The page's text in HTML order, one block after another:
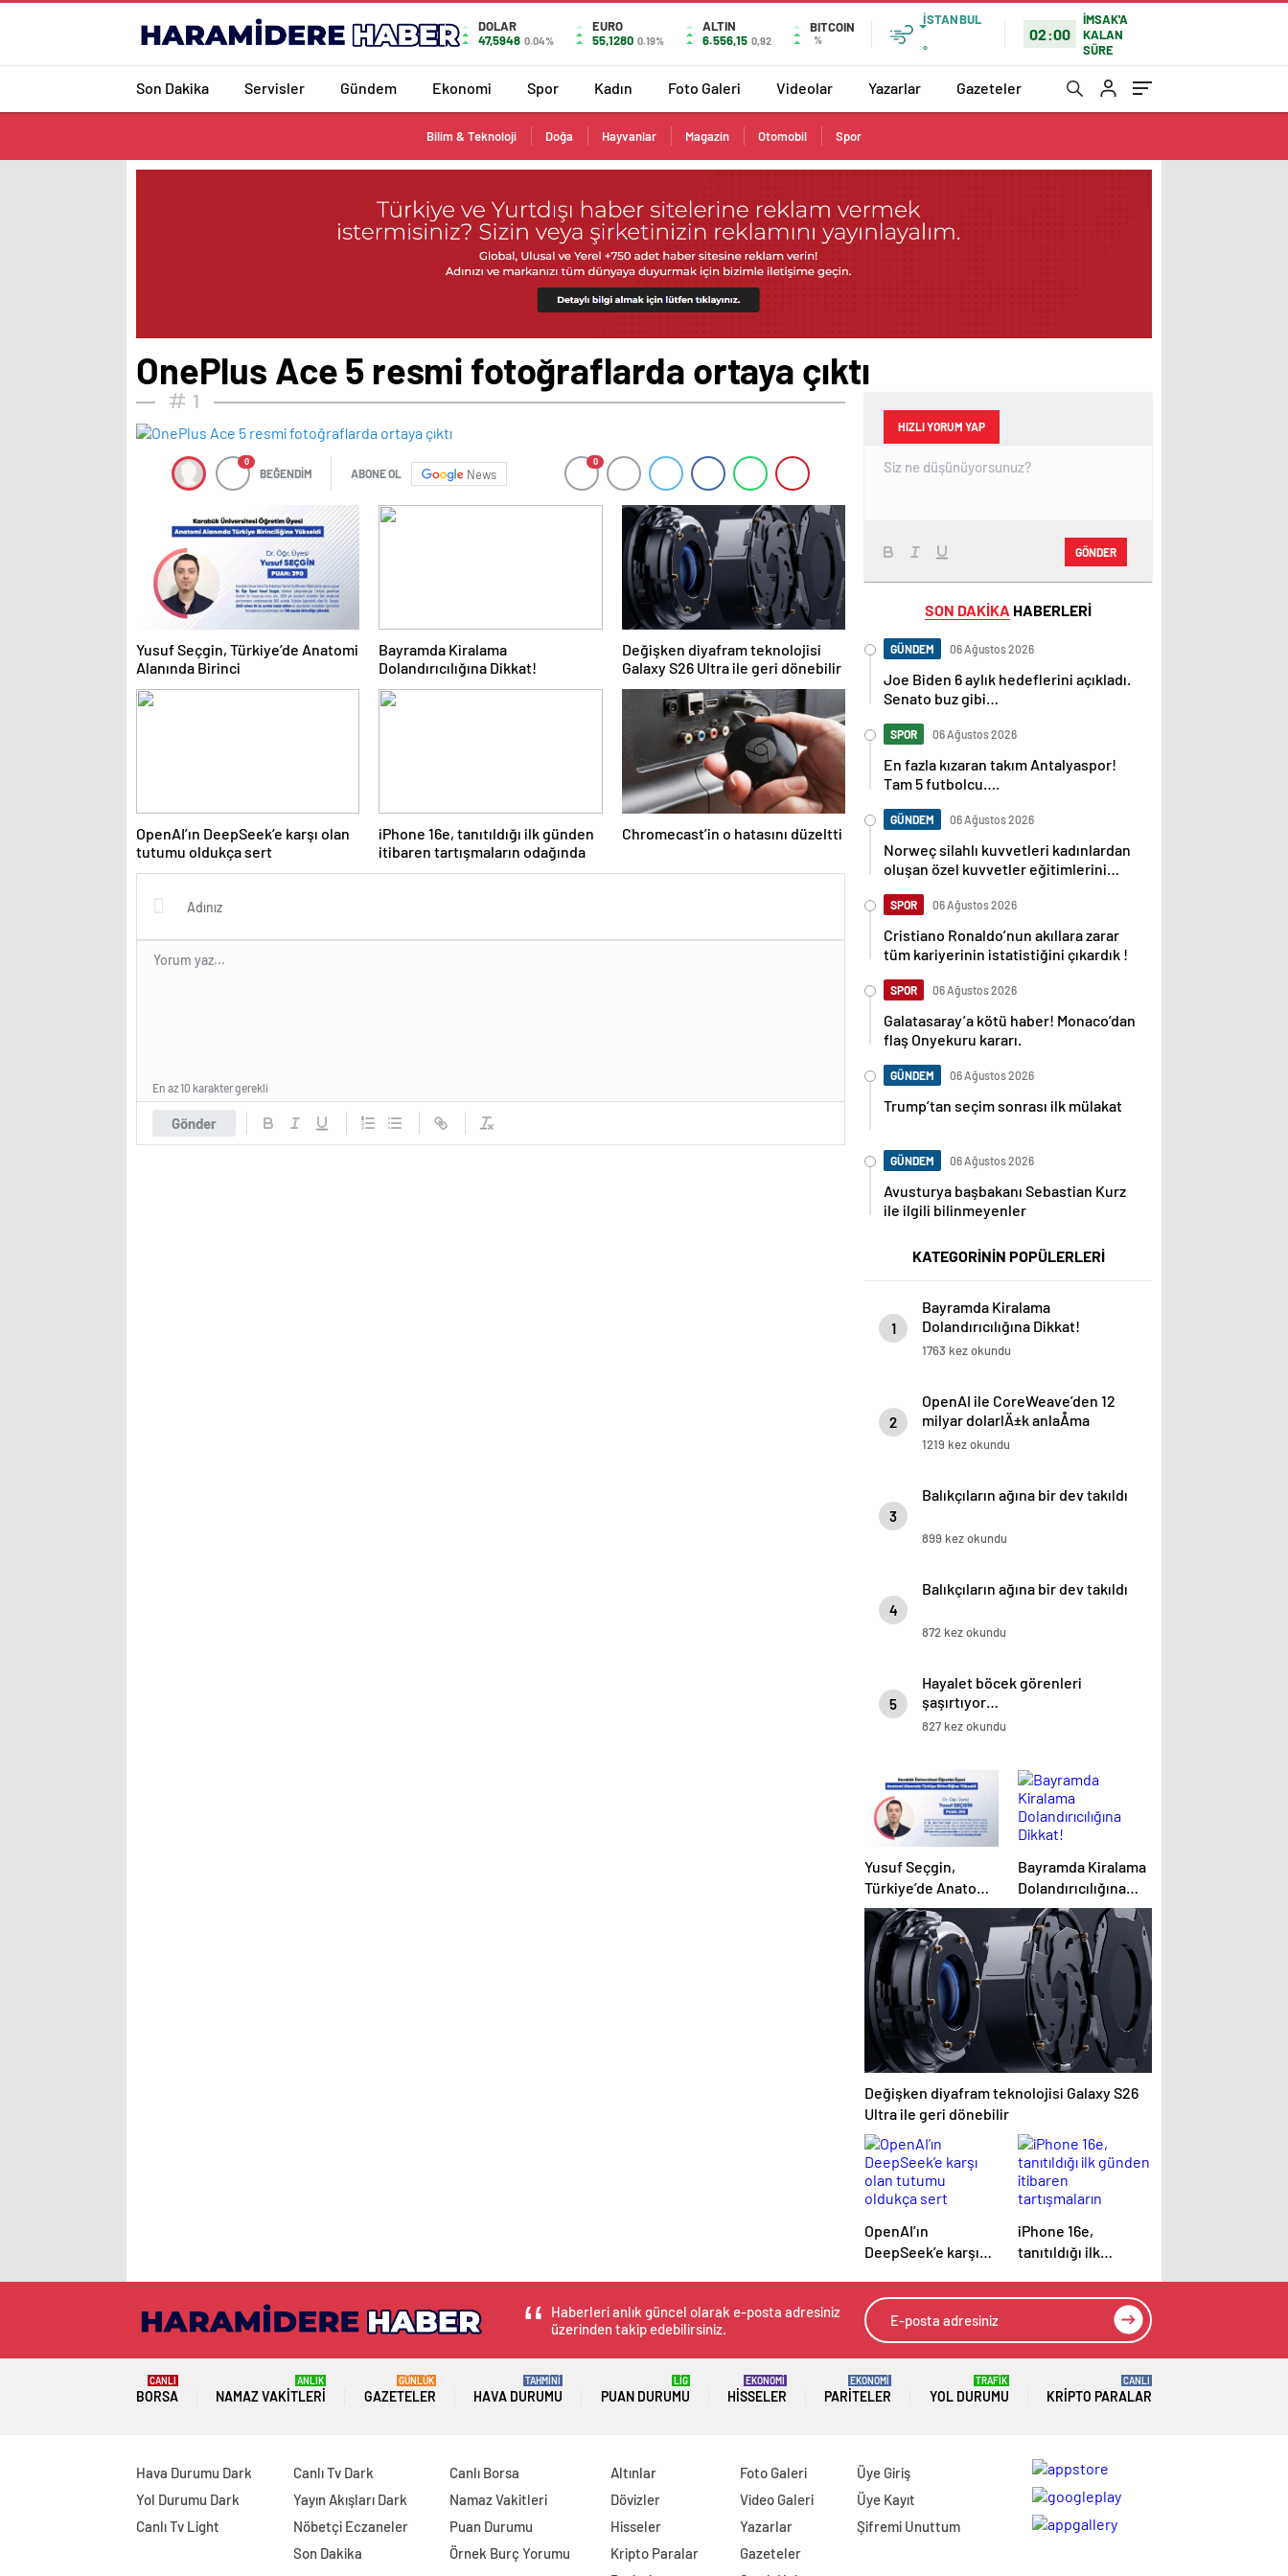
DOLAR
47,5948 0.04%
EURO
55,1280 0.19%
ALTIN
6.556,15 0,92
BITCOIN
%
İSTANBUL
°
02:00
İMSAK'A
KALAN
SÜRE
Son Dakika Servisler Gündem Ekonomi Spor Kadın Foto Galeri Videolar Yazarlar Gazeteler
Bilim & Teknoloji Doğa Hayvanlar Magazin Otomobil Spor
OnePlus Ace 5 resmi fotoğraflarda ortaya çıktı
1
0
BEĞENDİM ABONE OL News
0
Yusuf Seçgin, Türkiye’de Anatomi
Alanında Birinci
Bayramda Kiralama
Dolandırıcılığına Dikkat!
Değişken diyafram teknolojisi
Galaxy S26 Ultra ile geri dönebilir
OpenAI’ın DeepSeek’e karşı olan
tutumu oldukça sert
iPhone 16e, tanıtıldığı ilk günden
itibaren tartışmaların odağında
Chromecast’in o hatasını düzeltti
Gönder
En az 10 karakter gerekli
HIZLI YORUM YAP
GÖNDER
SON DAKİKA HABERLERİ
GÜNDEM 06 Ağustos 2026
Joe Biden 6 aylık hedeflerini açıkladı.
Senato buz gibi…
SPOR 06 Ağustos 2026
En fazla kızaran takım Antalyaspor!
Tam 5 futbolcu….
GÜNDEM 06 Ağustos 2026
Norweç silahlı kuvvetleri kadınlardan
oluşan özel kuvvetler eğitimlerini
SPOR 06 Ağustos 2026
Cristiano Ronaldo’nun akıllara zarar
tüm kariyerinin istatistiğini çıkardık !
SPOR 06 Ağustos 2026
Galatasaray’a kötü haber! Monaco’dan
flaş Onyekuru kararı.
GÜNDEM 06 Ağustos 2026
Trump’tan seçim sonrası ilk mülakat
GÜNDEM 06 Ağustos 2026
Avusturya başbakanı Sebastian Kurz
ile ilgili bilinmeyenler
KATEGORİNİN POPÜLERLERİ
1
Bayramda Kiralama
Dolandırıcılığına Dikkat!
1763 kez okundu
2
OpenAI ile CoreWeave’den 12
milyar dolarlÄ±k anlaÅma
1219 kez okundu
3
Balıkçıların ağına bir dev takıldı
899 kez okundu
4
Balıkçıların ağına bir dev takıldı
872 kez okundu
5
Hayalet böcek görenleri
şaşırtıyor…
827 kez okundu
Yusuf Seçgin,
Türkiye’de Anatomi
Alanında Birinci
Bayramda Kiralama
Dolandırıcılığına
Dikkat!
Değişken diyafram teknolojisi Galaxy S26
Ultra ile geri dönebilir
OpenAI’ın
DeepSeek’e karşı
oldukça sert
iPhone 16e,
tanıtıldığı ilk
tartışmaların
Haberleri anlık güncel olarak e-posta adresiniz
üzerinden takip edebilirsiniz.
BORSA
CANLI
NAMAZ VAKITLERI
ANLIK
GAZETELER
GÜNLÜK
HAVA DURUMU
TAHMİNİ
PUAN DURUMU
LİG
HISSELER
EKONOMİ
PARITELER
EKONOMİ
YOL DURUMU
TRAFİK
KRIPTO PARALAR
CANLI
Hava Durumu Dark
Yol Durumu Dark
Canlı Tv Light
Canlı Tv Dark
Yayın Akışları Dark
Nöbetçi Eczaneler
Son Dakika
Canlı Borsa
Namaz Vakitleri
Puan Durumu
Örnek Burç Yorumu
Altınlar
Dövizler
Hisseler
Kripto Paralar
Foto Galeri
Video Galeri
Yazarlar
Gazeteler
Üye Giriş
Üye Kayıt
Şifremi Unuttum